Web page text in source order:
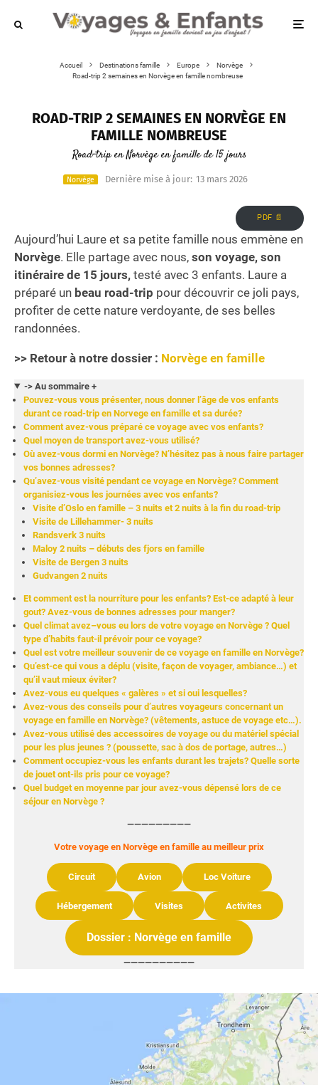
Accueil Destinations famille Europe
Norvège
Road-trip 2 semaines en Norvège en famille nombreuse
ROAD-TRIP 2 SEMAINES EN NORVÈGE EN
FAMILLE NOMBREUSE
Road-trip en Norvège en famille de 15 jours
Norvège Dernière mise à jour: 13 mars 2026
PDF 📄
Aujourd’hui Laure et sa petite famille nous emmène en
Norvège. Elle partage avec nous, son voyage, son
itinéraire de 15 jours, testé avec 3 enfants. Laure a
préparé un beau road-trip pour découvrir ce joli pays,
profiter de cette nature verdoyante, de ses belles
randonnées.
>> Retour à notre dossier : Norvège en famille
-> Au sommaire +
Pouvez-vous vous présenter, nous donner l’âge de vos enfants
durant ce road-trip en Norvege en famille et sa durée?
Comment avez-vous préparé ce voyage avec vos enfants?
Quel moyen de transport avez-vous utilisé?
Où avez-vous dormi en Norvège? N’hésitez pas à nous faire partager
vos bonnes adresses?
Qu’avez-vous visité pendant ce voyage en Norvège? Comment
organisiez-vous les journées avec vos enfants?
Visite d’Oslo en famille – 3 nuits et 2 nuits à la fin du road-trip
Visite de Lillehammer- 3 nuits
Randsverk 3 nuits
Maloy 2 nuits – débuts des fjors en famille
Visite de Bergen 3 nuits
Gudvangen 2 nuits
Et comment est la nourriture pour les enfants? Est-ce adapté à leur
gout? Avez-vous de bonnes adresses pour manger?
Quel climat avez–vous eu lors de votre voyage en Norvège ? Quel
type d’habits faut-il prévoir pour ce voyage?
Quel est votre meilleur souvenir de ce voyage en famille en Norvège?
Qu’est-ce qui vous a déplu (visite, façon de voyager, ambiance…) et
qu’il vaut mieux éviter?
Avez-vous eu quelques « galères » et si oui lesquelles?
Avez-vous des conseils pour d’autres voyageurs concernant un
voyage en famille en Norvège? (vêtements, astuce de voyage etc…).
Avez-vous utilisé des accessoires de voyage ou du matériel spécial
pour les plus jeunes ? (poussette, sac à dos de portage, autres…)
Comment occupiez-vous les enfants durant les trajets? Quelle sorte
de jouet ont-ils pris pour ce voyage?
Quel budget en moyenne par jour avez-vous dépensé lors de ce
séjour en Norvège ?
—————————
Votre voyage en Norvège en famille au meilleur prix
Circuit Avion Loc Voiture
Hébergement Visites Activites
Dossier : Norvège en famille
——————————